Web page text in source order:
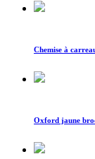
Chemise à
Oxford jaune